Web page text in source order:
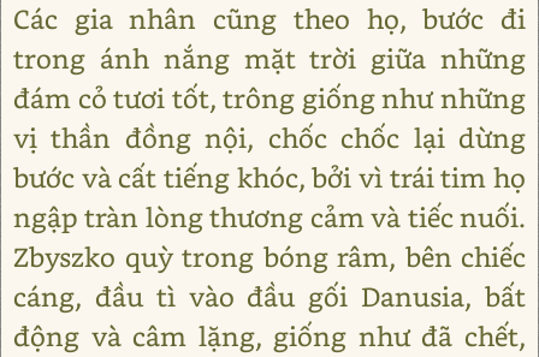
Các gia nhân cũng theo họ, bước đi
trong ánh nắng mặt trời giữa những
đám cỏ tươi tốt, trông giống như những
vị thần đồng nội, chốc chốc lại dừng
bước và cất tiếng khóc, bởi vì trái tim họ
ngập tràn lòng thương cảm và tiếc nuối.
Zbyszko quỳ trong bóng râm, bên chiếc
cáng, đầu tì vào đầu gối Danusia, bất
động và câm lặng, giống như đã chết,